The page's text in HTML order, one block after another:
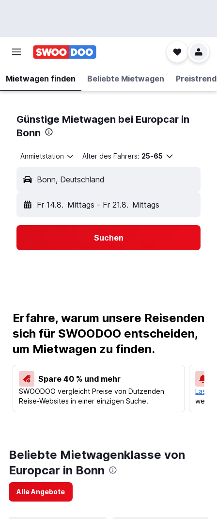
Mietwagen finden Beliebte Mietwagen
Günstige Mietwagen bei Europcar in
Bonn
Anmietstation Alter des Fahrers: 25-65
Bonn, Deutschland
Fr 14.8. Mittags - Fr 21.8. Mittags
Suchen
Erfahre, warum unsere Reisenden
sich für SWOODOO entscheiden,
um Mietwagen zu finden.
Spare 40 % und mehr
SWOODOO vergleicht Preise von Dutzenden
Reise-Websites in einer einzigen Suche.
Lass
Beliebte Mietwagenklasse von
Europcar in Bonn
Alle Angebote